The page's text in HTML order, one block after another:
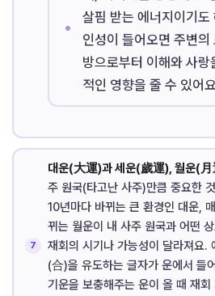
살핌 받는 에너지이기도
인성이 들어오면 주변의
방으로부터 이해와 사랑
적인 영향을 줄 수 있어
대운(大運)과 세운(歲運), 월운(月
주 원국(타고난 사주)만큼 중요한
10년마다 바뀌는 큰 환경인 대운,
뀌는 월운이 내 사주 원국과 어떤
재회의 시기나 가능성이 달라져요.
(合)을 유도하는 글자가 운에서 들
기운을 보충해주는 운이 올 때 재회